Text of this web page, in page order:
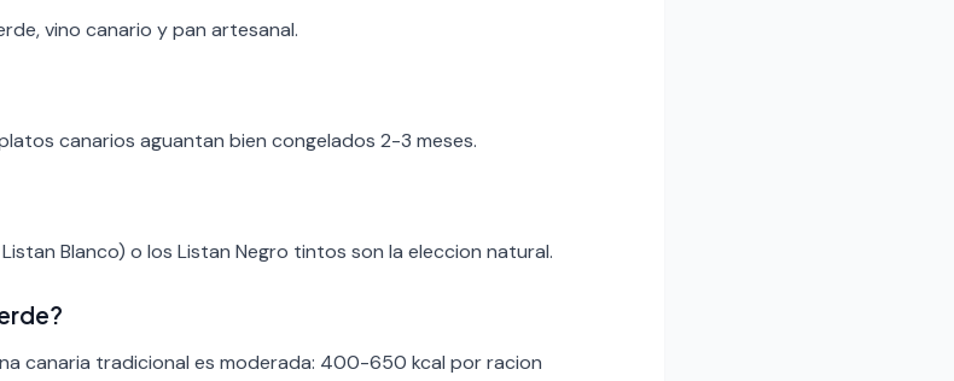
vino canario y pan artesanal.
canarios aguantan bien congelados 2-3 meses.
Blanco) o los Listan Negro tintos son la eleccion natural.
canaria tradicional es moderada: 400-650 kcal por racion